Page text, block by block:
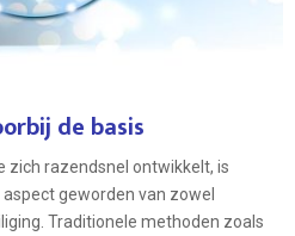
de basis
zich razendsnel ontwikkelt, is
geworden van zowel
Traditionele methoden zoals